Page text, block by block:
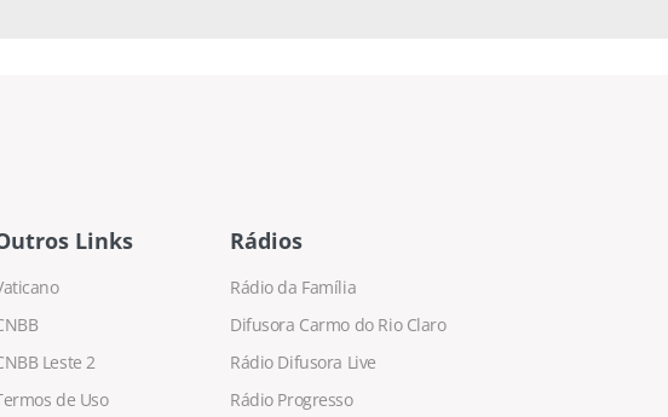
Links
Leste 2
de Uso
Rádios
Rádio da Família
Difusora Carmo do Rio Claro
Rádio Difusora Live
Rádio Progresso